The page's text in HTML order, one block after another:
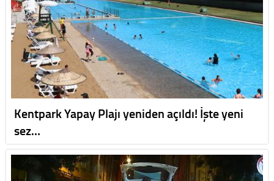
Kentpark Yapay Plajı yeniden açıldı! İşte yeni
sez…